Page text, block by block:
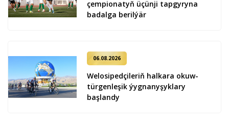
çempionatyň üçünji tapgyryna
badalga berilýär
06.08.2026
Welosipedçileriň halkara okuw-
türgenleşik ýygnanyşyklary
başlandy